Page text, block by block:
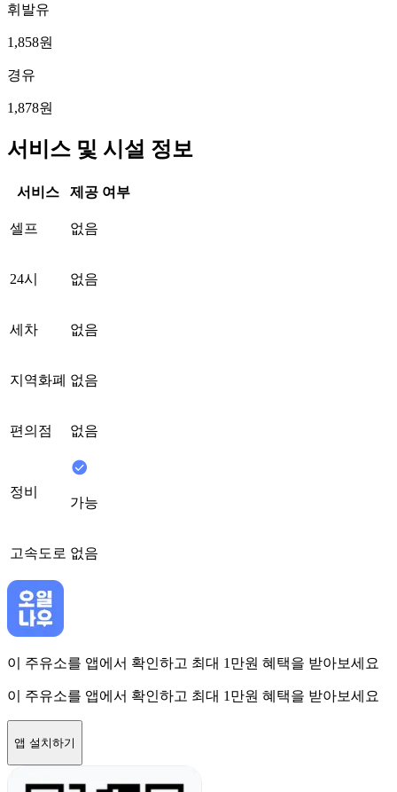
휘발유
1,858원
경유
1,878원
서비스 및 시설 정보
서비스 제공 여부
셀프 없음
24시 없음
세차 없음
지역화폐 없음
편의점 없음
정비
가능
고속도로 없음
이 주유소를 앱에서 확인하고 최대 1만원 혜택을 받아보세요
이 주유소를 앱에서 확인하고 최대 1만원 혜택을 받아보세요
앱 설치하기